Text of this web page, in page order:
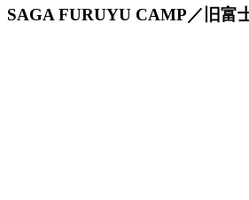
SAGA FURUYU CAMP／旧富